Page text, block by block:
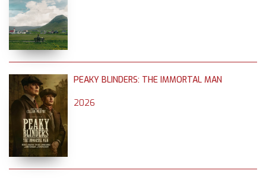
PEAKY BLINDERS: THE IMMORTAL MAN
2026